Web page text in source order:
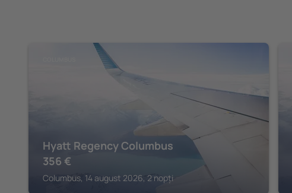
Hyatt Regency Columbus
356 €
Columbus, 14 august 2026, 2 nopți